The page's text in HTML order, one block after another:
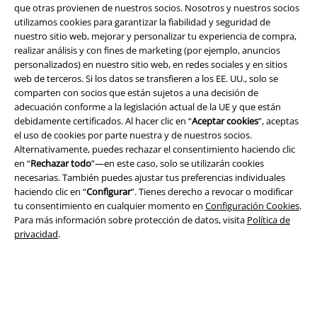
que otras provienen de nuestros socios. Nosotros y nuestros socios
utilizamos cookies para garantizar la fiabilidad y seguridad de
nuestro sitio web, mejorar y personalizar tu experiencia de compra,
realizar análisis y con fines de marketing (por ejemplo, anuncios
personalizados) en nuestro sitio web, en redes sociales y en sitios
web de terceros. Si los datos se transfieren a los EE. UU., solo se
comparten con socios que están sujetos a una decisión de
adecuación conforme a la legislación actual de la UE y que están
debidamente certificados. Al hacer clic en “Aceptar cookies”, aceptas
el uso de cookies por parte nuestra y de nuestros socios.
Alternativamente, puedes rechazar el consentimiento haciendo clic
en “Rechazar todo”—en este caso, solo se utilizarán cookies
necesarias. También puedes ajustar tus preferencias individuales
haciendo clic en “Configurar”. Tienes derecho a revocar o modificar
tu consentimiento en cualquier momento en Configuración Cookies.
Para más información sobre protección de datos, visita Política de
privacidad.
Legal
Términos y Condiciones
Aviso Legal
Ley protección de datos
Eliminación de residuos y protección del medioambiente
Declaración de Conformidad